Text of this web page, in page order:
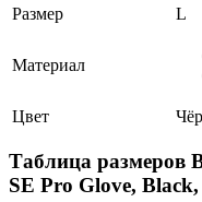
Размер
L
Материал
Цвет
Таблица размеров
SE Pro Glove,